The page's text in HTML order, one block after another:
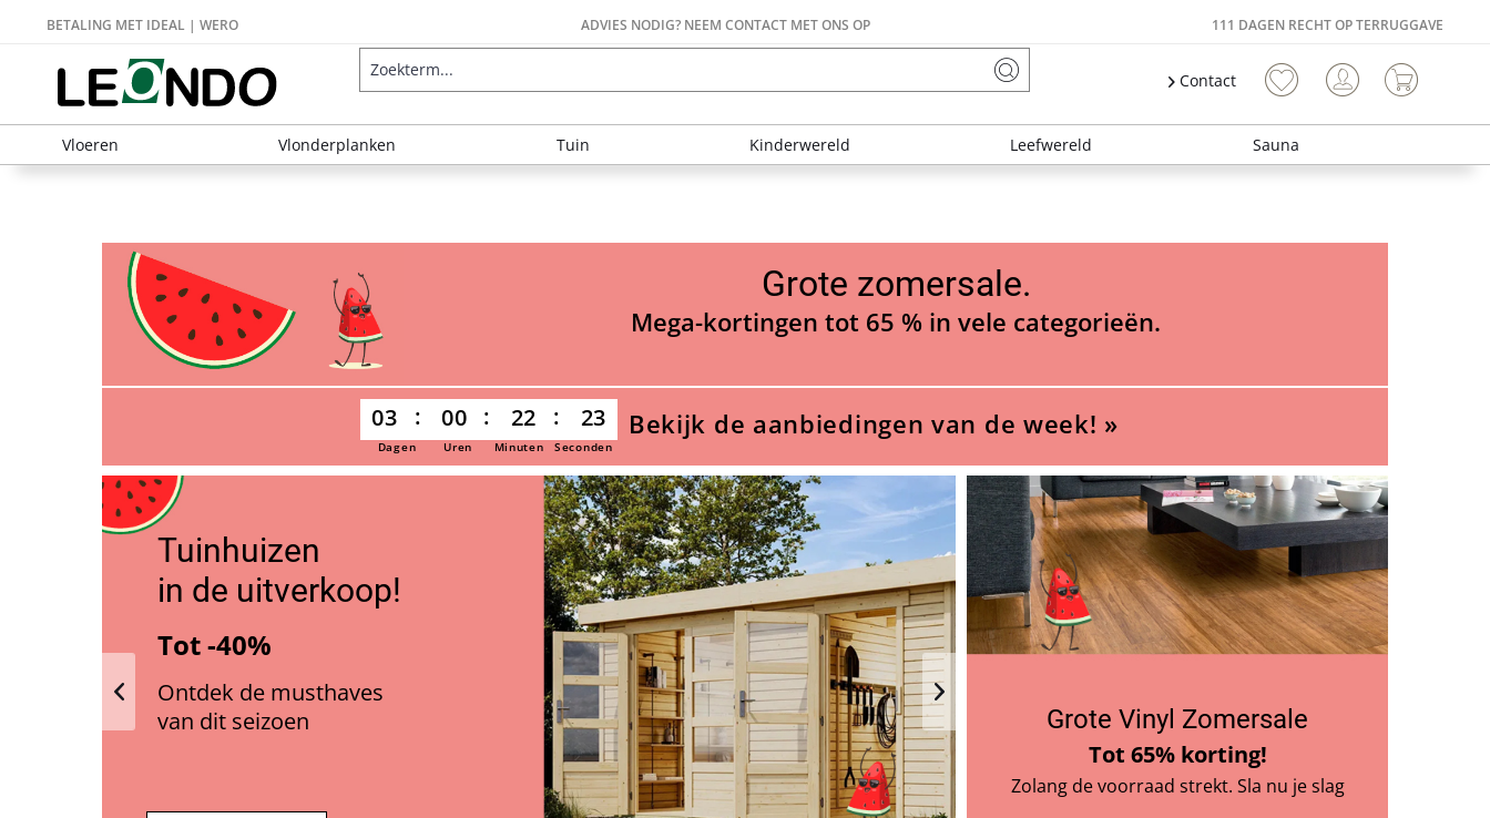
BETALING MET IDEAL | WERO ADVIES NODIG? NEEM CONTACT MET ONS OP 111 DAGEN RECHT OP TERRUGGAVE
Contact
Vloeren Vlonderplanken Tuin Kinderwereld Leefwereld Sauna
Tuinhuizen
in de uitverkoop!
Tot -40%
Ontdek de musthaves
van dit seizoen
Terrassen in
de grote zomersale
Tot 50% korting!
Geen getreuzel meer!
Grote Vinyl Zomersale
Tot 65% korting!
Zolang de voorraad strekt. Sla nu je slag
Grote zomersale.
Mega-kortingen tot 65 % in vele categorieën.
03 00 22 22
Dagen Uren Minuten Seconden
Bekijk de aanbiedingen van de week! »